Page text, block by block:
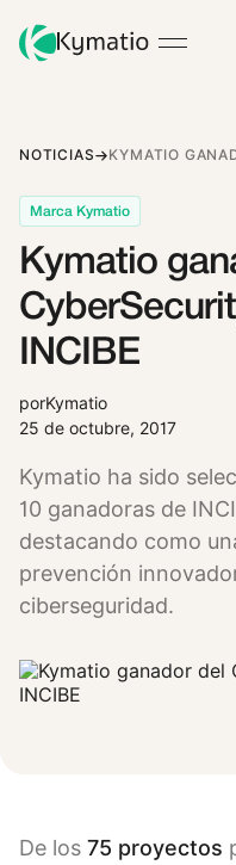
NOTICIAS
Marca Kymatio
Kymatio
INCIBE
porKymatio
25 de octubre, 2017
Kymatio ha sido
10 ganadoras de
destacando como
prevención
ciberseguridad.
De los 75 proyectos